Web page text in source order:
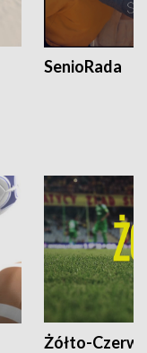
SenioRada
Żółto-